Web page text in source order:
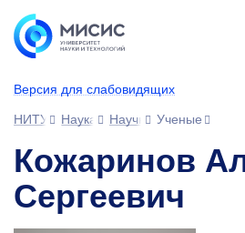
Версия для слабовидящих
НИТУ МИСИС
Наука Научное сообщество
Ученые
Кожаринов
Сергеевич